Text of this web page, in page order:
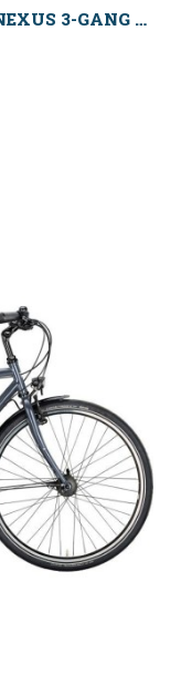
BBF FANO CLASSIC SHIMANO NEXUS 3-GANG UNPLATTBAR DAMEN 2025